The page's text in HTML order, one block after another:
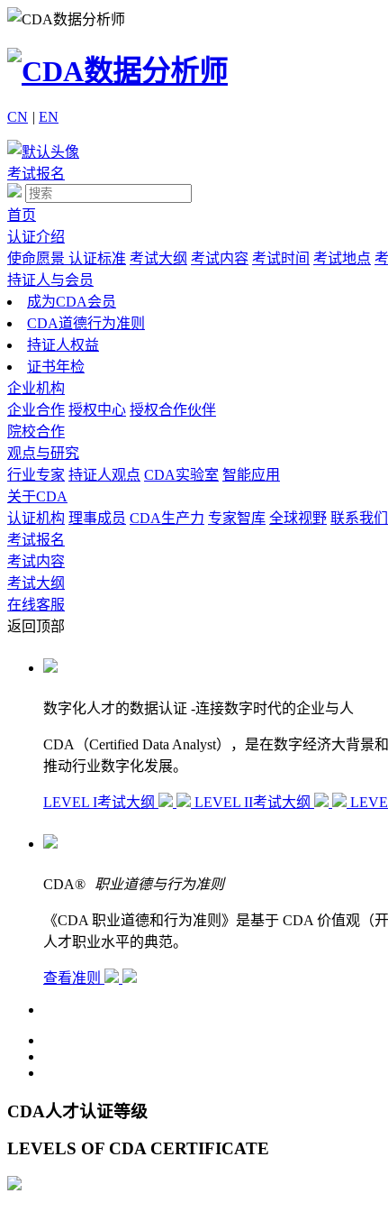
CN | EN
考试报名
首页
认证介绍
使命愿景 认证标准 考试大纲 考试内容 考试时间 考试地点
持证人与会员
成为CDA会员
CDA道德行为准则
持证人权益
证书年检
企业机构
企业合作 授权中心 授权合作伙伴
院校合作
观点与研究
行业专家 持证人观点 CDA实验室 智能应用
关于CDA
认证机构 理事成员 CDA生产力 专家智库 全球视野 联系我们
考试报名
考试内容
考试大纲
在线客服
返回顶部
数字化人才的数据认证 -连接数字时代的企业与人
CDA（Certified Data Analyst），是在数字经济大背
推动行业数字化发展。
LEVEL I考试大纲 LEVEL II考试大纲
CDA® 职业道德与行为准则
《CDA 职业道德和行为准则》是基于 CDA 价值观
人才职业水平的典范。
查看准则
CDA人才认证等级
LEVELS OF CDA CERTIFICATE